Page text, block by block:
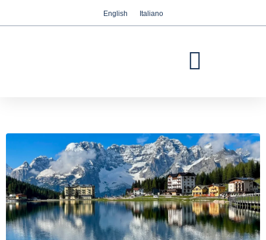
English Italiano
Abbiamo a cuore la vostra privacy
Utilizziamo i cookie strettamente necessari per
garantire il corretto funzionamento del sito web,
accettare o rifiutare i cookie cliccando
rispettivamente sul pulsante "Accetta tutti" o
"Rifiuta" o, viceversa, configurarli secondo le
vostre preferenze cliccando sul pulsante
"Configurazione". Per ulteriori informazioni è
possibile visitare la nostraPolitica dei cookies.